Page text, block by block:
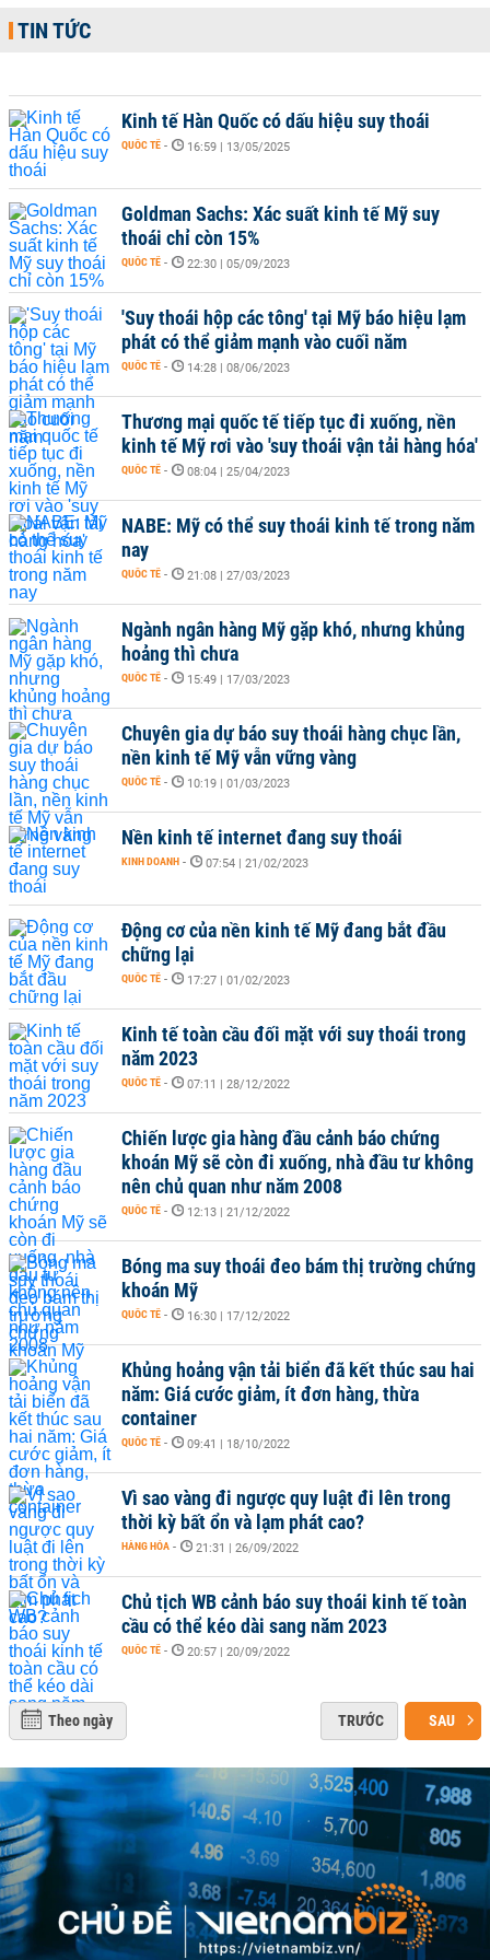
TIN TỨC
Kinh tế Hàn Quốc có dấu hiệu suy thoái
QUỐC TẾ - 16:59 | 13/05/2025
Goldman Sachs: Xác suất kinh tế Mỹ suy
thoái chỉ còn 15%
QUỐC TẾ - 22:30 | 05/09/2023
'Suy thoái hộp các tông' tại Mỹ báo hiệu lạm
phát có thể giảm mạnh vào cuối năm
QUỐC TẾ - 14:28 | 08/06/2023
Thương mại quốc tế tiếp tục đi xuống, nền
kinh tế Mỹ rơi vào 'suy thoái vận tải hàng hóa'
QUỐC TẾ - 08:04 | 25/04/2023
NABE: Mỹ có thể suy thoái kinh tế trong năm
nay
QUỐC TẾ - 21:08 | 27/03/2023
Ngành ngân hàng Mỹ gặp khó, nhưng khủng
hoảng thì chưa
QUỐC TẾ - 15:49 | 17/03/2023
Chuyên gia dự báo suy thoái hàng chục lần,
nền kinh tế Mỹ vẫn vững vàng
QUỐC TẾ - 10:19 | 01/03/2023
Nền kinh tế internet đang suy thoái
KINH DOANH - 07:54 | 21/02/2023
Động cơ của nền kinh tế Mỹ đang bắt đầu
chững lại
QUỐC TẾ - 17:27 | 01/02/2023
Kinh tế toàn cầu đối mặt với suy thoái trong
năm 2023
QUỐC TẾ - 07:11 | 28/12/2022
Chiến lược gia hàng đầu cảnh báo chứng
khoán Mỹ sẽ còn đi xuống, nhà đầu tư không
nên chủ quan như năm 2008
QUỐC TẾ - 12:13 | 21/12/2022
Bóng ma suy thoái đeo bám thị trường chứng
khoán Mỹ
QUỐC TẾ - 16:30 | 17/12/2022
Khủng hoảng vận tải biển đã kết thúc sau hai
năm: Giá cước giảm, ít đơn hàng, thừa
container
QUỐC TẾ - 09:41 | 18/10/2022
Vì sao vàng đi ngược quy luật đi lên trong
thời kỳ bất ổn và lạm phát cao?
HÀNG HÓA - 21:31 | 26/09/2022
Chủ tịch WB cảnh báo suy thoái kinh tế toàn
cầu có thể kéo dài sang năm 2023
QUỐC TẾ - 20:57 | 20/09/2022
Theo ngày TRƯỚC SAU